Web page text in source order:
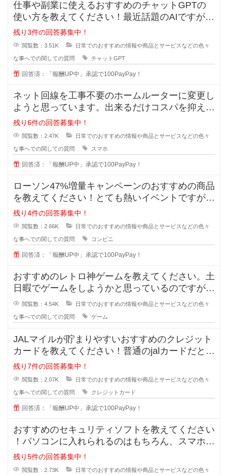
仕事や副業に使えるおすすめのチャットGPTの
使い方を教えてください！最近話題のAIですが、
実は上手く扱えずどうすれば実用
残り3件の回答募集中！
閲覧数：3.51K 日常でのおすすめの情報や商品とサービスなどの色々
な事へでの関しての質問 チャットGPT
回答済：「報酬UP中」承認で100PayPay！
ネット回線を工事不要のホームルーターに変更し
ようと思っています。出来るだけコスパを抑えた
いです。オススメのルーターやプラ
残り6件の回答募集中！
閲覧数：2.47K 日常でのおすすめの情報や商品とサービスなどの色々
な事へでの関しての質問 スマホ
回答済：「報酬UP中」承認で100PayPay！
ローソン47%増量キャンペーンのおすすめの商品
を教えてください！とても熱いイベントですが、
価格は据え置きなので買ったけど
残り4件の回答募集中！
閲覧数：2.66K 日常でのおすすめの情報や商品とサービスなどの色々
な事へでの関しての質問 コンビニ
回答済：「報酬UP中」承認で100PayPay！
おすすめのレトロ神ゲームを教えてください。土
日暇でゲームをしようかと思っているのですが、
最近のゲームに魅力を感じません。
閲覧数：4.54K 日常でのおすすめの情報や商品とサービスなどの色々
な事へでの関しての質問 ゲーム
JALマイルが貯まりやすいおすすめのクレジット
カードを教えてください！普通のjalカードだと還
元率が0.5%でとても低く
残り7件の回答募集中！
閲覧数：2.07K 日常でのおすすめの情報や商品とサービスなどの色々
な事へでの関しての質問 クレジットカード
回答済：「報酬UP中」承認で100PayPay！
おすすめのセキュリティソフトを教えてください
！パソコンに入れられるのはもちろん、スマホに
も入れられるセキュリティソフトっ
残り5件の回答募集中！
閲覧数：2.73K 日常でのおすすめの情報や商品とサービスなどの色々